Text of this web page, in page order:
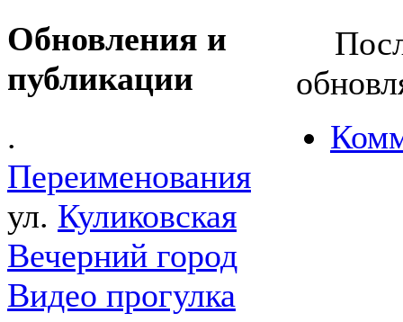
Обновления и
публикации
.
Переименования
ул. Куликовская
Вечерний город
Видео прогулка